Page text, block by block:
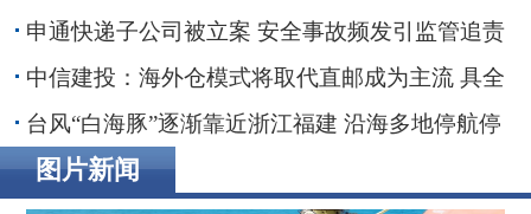
抵家乡
申通快递子公司被立案 安全事故频发引监管追责
30亿融资搁浅数智化转型承压
中信建投：海外仓模式将取代直邮成为主流 具全
链条能力端到端整合者将最终胜出
台风“白海豚”逐渐靠近浙江福建 沿海多地停航停
工应对防范
图片新闻